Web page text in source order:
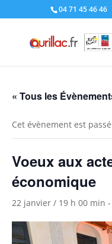
04 71 45 46 46
« Tous les
Cet évènement est
Voeux aux
économique
22 janvier / 19 h 00 min -